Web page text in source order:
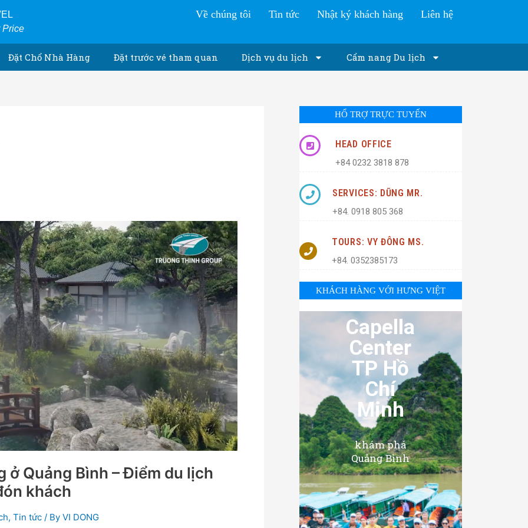
Price
Về chúng tôi Tin tức Nhật ký khách hàng Liên hệ
Đặt Chổ Nhà Hàng Đặt trước vé tham quan Dịch vụ du lịch Cẩm nang Du lịch
ở Quảng Bình – Điểm du lịch
khách
, Tin tức / By VI DONG
HỔ TRỢ TRỰC TUYẾN
HEAD OFFICE
+84 0232 3818 878
SERVICES: DŨNG MR.
+84. 0918 805 368
TOURS: VY ĐÔNG MS.
+84. 0352385173
KHÁCH HÀNG VỚI HƯNG VIỆT
Capella
Center
TP Hồ
Chí
Minh
khám phá
Quảng Bình